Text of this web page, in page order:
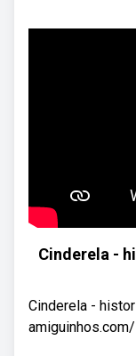
Cinderela -
Cinderela -